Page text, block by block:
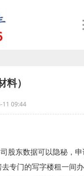
）
11 09:44
股东数据可以隐秘，申
专门的写字楼租一间